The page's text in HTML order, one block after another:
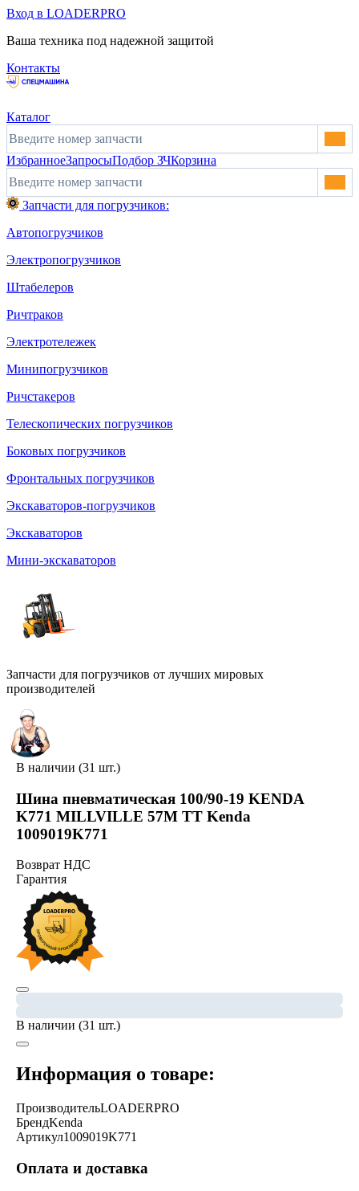
Вход в LOADERPRO
Ваша техника под надежной защитой
Контакты
Каталог
ИзбранноеЗапросыПодбор ЗЧКорзина
Запчасти для погрузчиков:
Автопогрузчиков
Электропогрузчиков
Штабелеров
Ричтраков
Электротележек
Минипогрузчиков
Ричстакеров
Телескопических погрузчиков
Боковых погрузчиков
Фронтальных погрузчиков
Экскаваторов-погрузчиков
Экскаваторов
Мини-экскаваторов
Запчасти для погрузчиков от лучших мировых
производителей
В наличии (31 шт.)
Шина пневматическая 100/90-19 KENDA
K771 MILLVILLE 57M TT Kenda
1009019K771
Возврат НДС
Гарантия
В наличии (31 шт.)
Информация о товаре:
ПроизводительLOADERPRO
БрендKenda
Артикул1009019K771
Оплата и доставка